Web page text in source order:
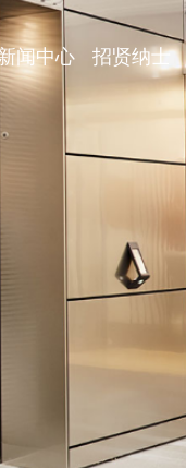
闻中心 招贤纳士